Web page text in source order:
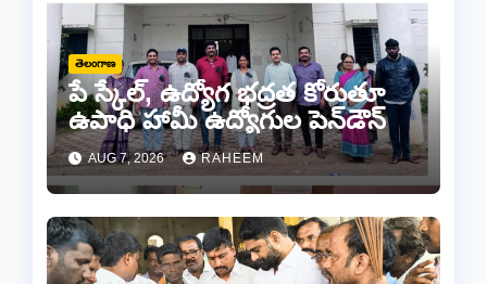
తెలంగాణ
పే స్కేల్, ఉద్యోగ భద్రత కోరుతూ
ఉపాధి హామీ ఉద్యోగుల పెన్‌డౌన్
AUG 7, 2026 RAHEEM